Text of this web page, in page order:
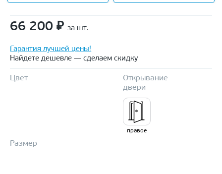
66 200 ₽ за шт.
Гарантия лучшей цены!
Найдете дешевле — сделаем скидку
Цвет
Открывание
двери
правое
Размер